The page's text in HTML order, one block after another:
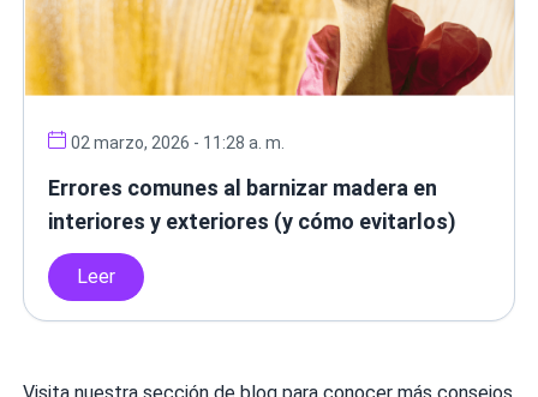
02 marzo, 2026 - 11:28 a. m.
Errores comunes al barnizar madera en
interiores y exteriores (y cómo evitarlos)
Leer
Visita nuestra sección de blog para conocer más consejos